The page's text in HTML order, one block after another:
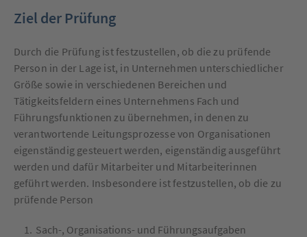
Ziel der Prüfung
Durch die Prüfung ist festzustellen, ob die zu prüfende
Person in der Lage ist, in Unternehmen unterschiedlicher
Größe sowie in verschiedenen Bereichen und
Tätigkeitsfeldern eines Unternehmens Fach und
Führungsfunktionen zu übernehmen, in denen zu
verantwortende Leitungsprozesse von Organisationen
eigenständig gesteuert werden, eigenständig ausgeführt
werden und dafür Mitarbeiter und Mitarbeiterinnen
geführt werden. Insbesondere ist festzustellen, ob die zu
prüfende Person
Sach-, Organisations- und Führungsaufgaben